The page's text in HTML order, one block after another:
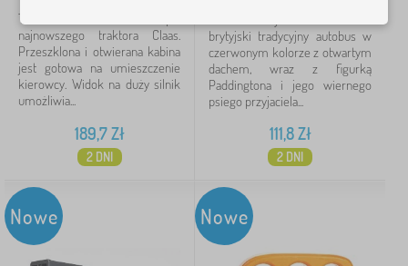
Ten model to wierna kopia
najnowszego traktora Claas.
Przeszklona i otwierana kabina
jest gotowa na umieszczenie
kierowcy. Widok na duży silnik
umożliwia...
189,7Zł
2 DNI
brytyjski tradycyjny autobus w
czerwonym kolorze z otwartym
dachem, wraz z figurką
Paddingtona i jego wiernego
psiego przyjaciela...
111,8Zł
2 DNI
Nowe Nowe